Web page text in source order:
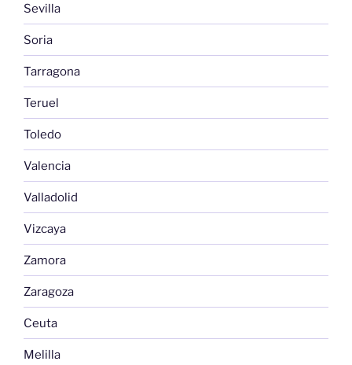
Sevilla
Soria
Tarragona
Teruel
Toledo
Valencia
Valladolid
Vizcaya
Zamora
Zaragoza
Ceuta
Melilla